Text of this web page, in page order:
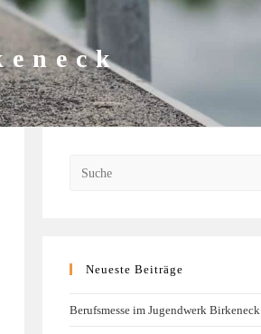
Neueste Beiträge
Berufsmesse im Jugendwerk Birkeneck